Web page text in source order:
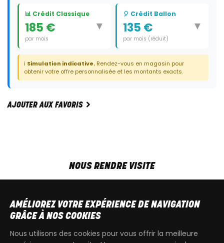
📊 Crédit Classique
185 €
par mois
▼
Durée: 42 mois
🎈 Crédit Ballon
135 €
par mois (réduit)
▼
Durée:
41 mois
Dernier paiement: 2 450 €
ℹ️ Simulation indicative. Rendez-vous en magasin pour
obtenir votre offre personnalisée et les montants exacts.
AJOUTER AUX FAVORIS
NOUS RENDRE VISITE
SAM9h00 - 13h30
T+32 64 700 970
AMÉLIOREZ VOTRE EXPÉRIENCE DE NAVIGATION
GRÂCE À NOS COOKIES
Nous utilisons des cookies pour vous offrir la meilleure